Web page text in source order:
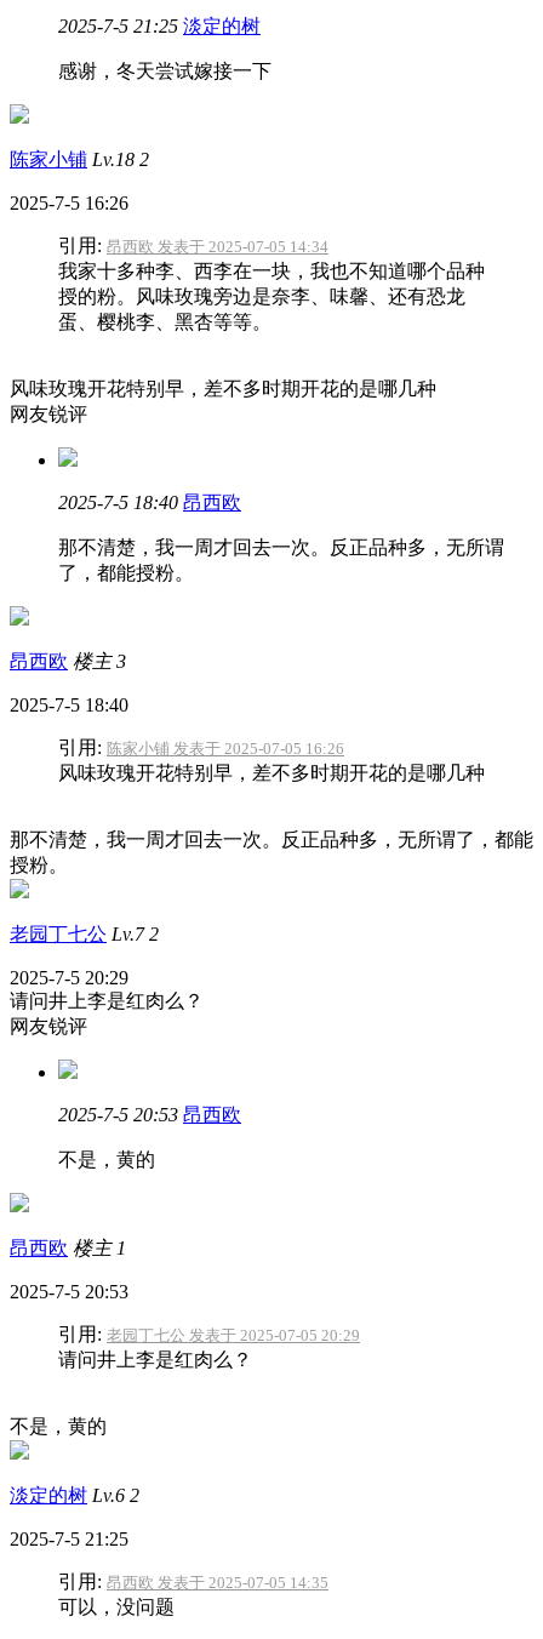
2025-7-5 21:25 淡定的树
感谢，冬天尝试嫁接一下
陈家小铺 Lv.18 2
2025-7-5 16:26
引用: 昂西欧 发表于 2025-07-05 14:34
我家十多种李、西李在一块，我也不知道哪个品种
授的粉。风味玫瑰旁边是奈李、味馨、还有恐龙
蛋、樱桃李、黑杏等等。
风味玫瑰开花特别早，差不多时期开花的是哪几种
网友锐评
2025-7-5 18:40 昂西欧
那不清楚，我一周才回去一次。反正品种多，无所谓
了，都能授粉。
昂西欧 楼主 3
2025-7-5 18:40
引用: 陈家小铺 发表于 2025-07-05 16:26
风味玫瑰开花特别早，差不多时期开花的是哪几种
那不清楚，我一周才回去一次。反正品种多，无所谓了，都能
授粉。
老园丁七公 Lv.7 2
2025-7-5 20:29
请问井上李是红肉么？
网友锐评
2025-7-5 20:53 昂西欧
不是，黄的
昂西欧 楼主 1
2025-7-5 20:53
引用: 老园丁七公 发表于 2025-07-05 20:29
请问井上李是红肉么？
不是，黄的
淡定的树 Lv.6 2
2025-7-5 21:25
引用: 昂西欧 发表于 2025-07-05 14:35
可以，没问题